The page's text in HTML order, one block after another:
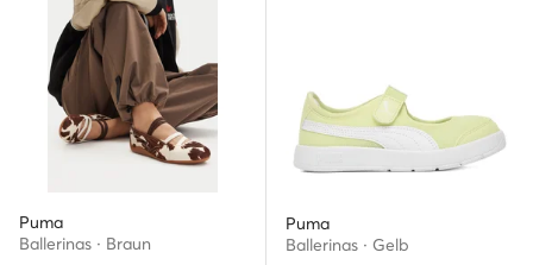
Puma
Ballerinas · Braun
Puma
Ballerinas · Gelb